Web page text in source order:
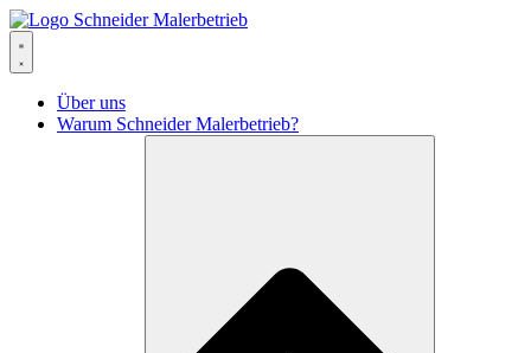
Über uns
Warum Schneider Malerbetrieb?